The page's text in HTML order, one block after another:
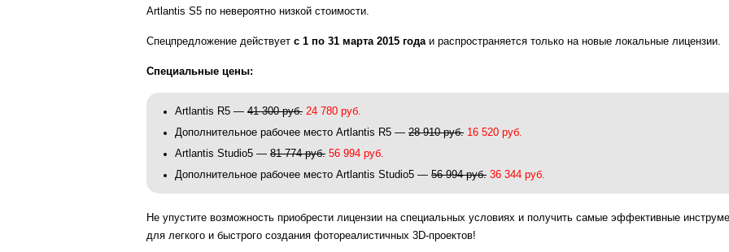
Artlantis S5 по невероятно низкой стоимости.
Спецпредложение действует с 1 по 31 марта 2015 годаи распространяется только на новые локальные лицензии.
Специальные цены:
Artlantis R5 — 41 300 руб. 24 780 руб.
Дополнительное рабочее место Artlantis R5 — 28 910 руб. 16 520 руб.
Artlantis Studio5 — 81 774 руб. 56 994 руб.
Дополнительное рабочее место Artlantis Studio5 — 56 994 руб. 36 344 руб.
Не упустите возможность приобрести лицензии на специальных условиях и получить самые эффективные
для легкого и быстрого создания фотореалистичных 3D-проектов!